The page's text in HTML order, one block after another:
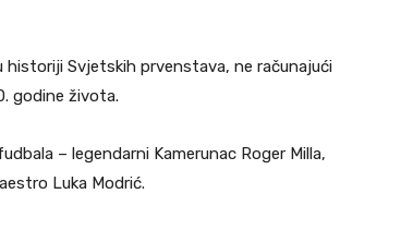
Svjetskih prvenstava, ne računajući
godine života.
– legendarni Kamerunac Roger Milla,
Luka Modrić.